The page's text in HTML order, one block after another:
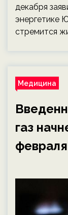
декабря
энергетике
стремится
Медицина
газ
февраля